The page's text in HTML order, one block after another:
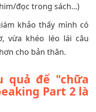
đọc trong sách...)
khảo thấy mình có
vừa khéo léo lái câu
cho bản thân.
quả để "chữa
Part 2 là